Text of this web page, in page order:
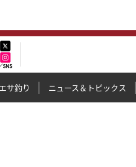
エサ釣り ニュース＆トピックス